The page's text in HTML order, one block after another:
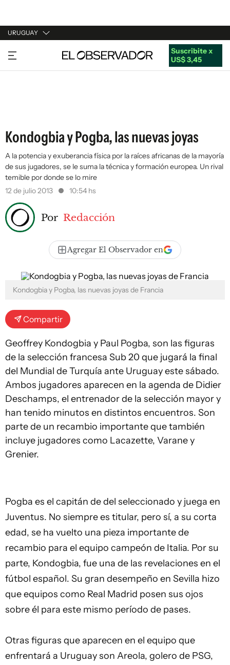
URUGUAY
URUGUAY
ARGENTINA
Suscribite x
US$ 3,45
Kondogbia y Pogba, las nuevas joyas
A la potencia y exuberancia física por la raíces africanas de la mayoría
de sus jugadores, se le suma la técnica y formación europea. Un rival
temible por donde se lo mire
12 de julio 2013
10:54 hs
Por Redacción
Agregar El Observador en
Kondogbia y Pogba, las nuevas joyas de Francia
Compartir
Geoffrey Kondogbia y Paul Pogba, son las figuras
de la selección francesa Sub 20 que jugará la final
del Mundial de Turquía ante Uruguay este sábado.
Ambos jugadores aparecen en la agenda de Didier
Deschamps, el entrenador de la selección mayor y
han tenido minutos en distintos encuentros. Son
parte de un recambio importante que también
incluye jugadores como Lacazette, Varane y
Grenier.
Pogba es el capitán de del seleccionado y juega en
Juventus. No siempre es titular, pero sí, a su corta
edad, se ha vuelto una pieza importante de
recambio para el equipo campeón de Italia. Por su
parte, Kondogbia, fue una de las revelaciones en el
fútbol español. Su gran desempeño en Sevilla hizo
que equipos como Real Madrid posen sus ojos
sobre él para este mismo período de pases.
Otras figuras que aparecen en el equipo que
enfrentará a Uruguay son Areola, golero de PSG,